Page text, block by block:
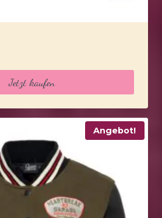
Jetzt kaufen
Angebot!